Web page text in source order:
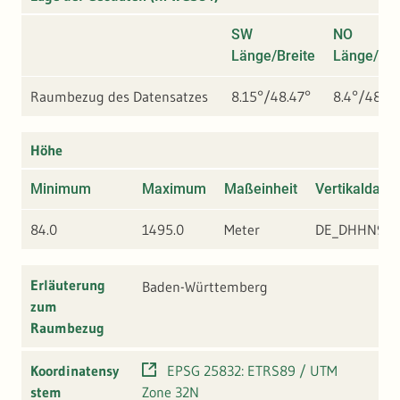
SW
Länge/Breite
NO
Länge/
Raumbezug des Datensatzes 8.15°/48.47° 8.4°/
Höhe
Minimum Maximum Maßeinheit
84.0 1495.0 Meter
Erläuterung
zum
Raumbezug
Baden-Württemberg
Koordinatensy
stem
EPSG 25832: ETRS89 / UTM
Zone 32N